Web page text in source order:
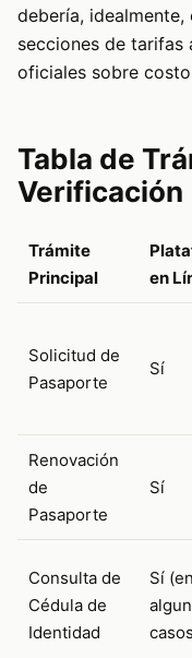
debería,
secciones de tarifas
oficiales sobre
Tabla de
Verificación
Trámite
Principal
en
Solicitud de
Pasaporte
Sí
Renovación
de
Pasaporte
Sí
Consulta de
Cédula de
Identidad
Sí (en